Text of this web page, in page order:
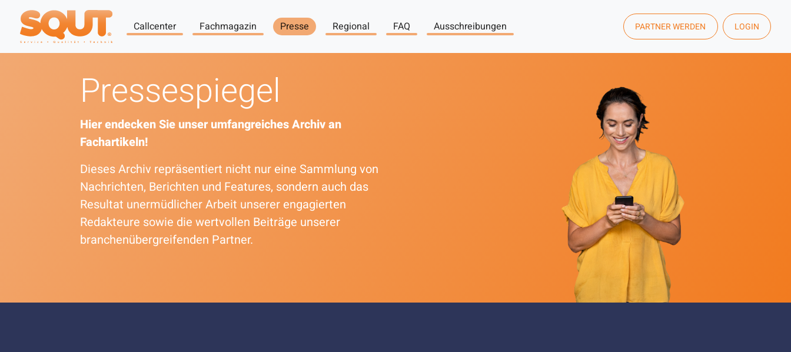
Callcenter Fachmagazin Presse Regional FAQ Ausschreibungen PARTNER WERDEN LOGIN
Pressespiegel
Hier endecken Sie unser umfangreiches Archiv an
Fachartikeln!
Dieses Archiv repräsentiert nicht nur eine Sammlung von
Nachrichten, Berichten und Features, sondern auch das
Resultat unermüdlicher Arbeit unserer engagierten
Redakteure sowie die wertvollen Beiträge unserer
branchenübergreifenden Partner.